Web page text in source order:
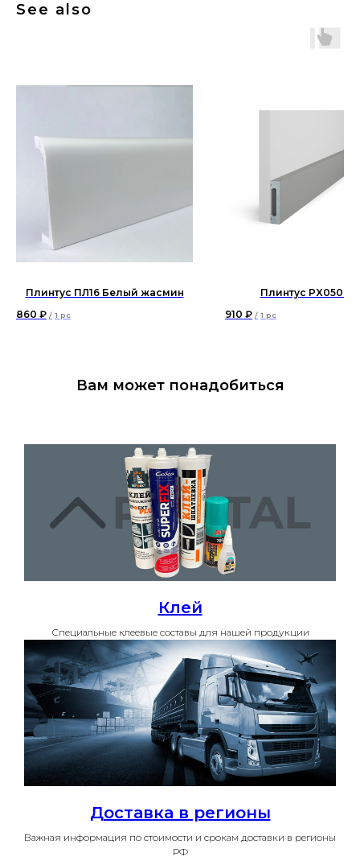
See also
Плинтус ПЛ16 Белый жасмин
860 ₽ / 1 pc
Плинтус PX050-
910 ₽ / 1 pc
Вам может понадобиться
Клей
Специальные клеевые составы для нашей продукции
Доставка в регионы
Важная информация по стоимости и срокам доставки в регионы
РФ